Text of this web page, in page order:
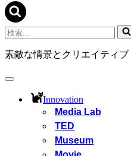
シ
ョ
ン
メ
ニ
ュ
検
索...
素敵な情景とクリエイティブ
ナ
Innovation
Media Lab
TED
Museum